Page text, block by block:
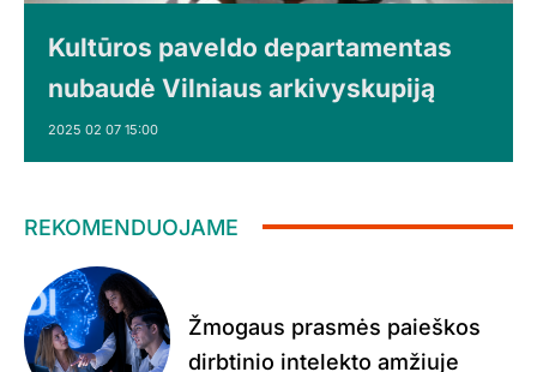
Kultūros paveldo departamentas
nubaudė Vilniaus arkivyskupiją
2025 02 07 15:00
REKOMENDUOJAME
Žmogaus prasmės paieškos
dirbtinio intelekto amžiuje